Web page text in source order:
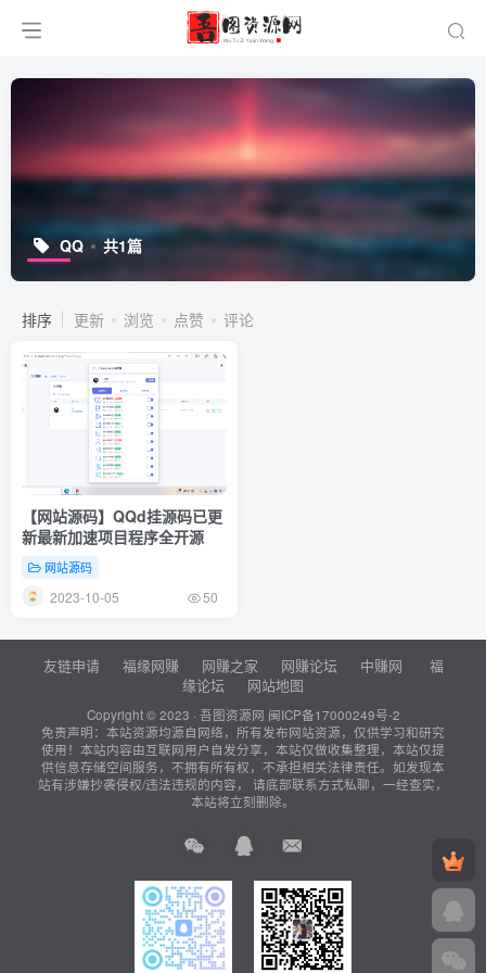
QQ 共1篇
排序 更新 浏览 点赞 评论
【网站源码】QQd挂源码已更
新最新加速项目程序全开源
网站源码
2023-10-05 50
友链申请 福缘网赚 网赚之家 网赚论坛 中赚网
福
缘论坛
网站地图
Copyright © 2023 · 吾图资源网 闽ICP备17000249号-2
免责声明：本站资源均源自网络，所有发布网站资源，仅供学习和研究
使用！本站内容由互联网用户自发分享，本站仅做收集整理，本站仅提
供信息存储空间服务，不拥有所有权，不承担相关法律责任。如发现本
站有涉嫌抄袭侵权/违法违规的内容， 请底部联系方式私聊，一经查实，
本站将立刻删除。